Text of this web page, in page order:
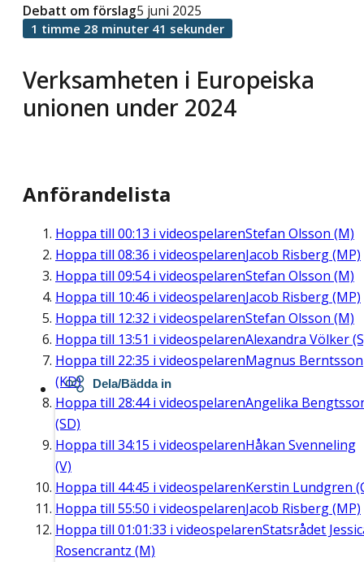
Verksamheten i Europeiska
unionen under 2024
Debatt om förslag5 juni 2025
1 timme 28 minuter 41 sekunder
Anförandelista
Hoppa till 00:13 i videospelarenStefan Olsson (M)
Hoppa till 08:36 i videospelarenJacob Risberg (MP)
Hoppa till 09:54i videospelarenStefan Olsson (M)
Hoppa till 10:46 i videospelarenJacob Risberg (MP)
Hoppa till 12:32 i videospelarenStefan Olsson (M)
Hoppa till 13:51 i videospelarenAlexandra Völker
Hoppa till 22:35 i videospelarenMagnus Berntsson
(KD)
Hoppa till 28:44i videospelarenAngelika
(SD)
Hoppa till 34:15 i videospelarenHåkan Svenneling
(V)
Hoppa till 44:45 i videospelarenKerstin Lundgren
Hoppa till 55:50 i videospelarenJacob Risberg (MP)
Hoppa till 01:01:33 i videospelarenStatsrådet
Rosencrantz (M)
Dela/Bädda in